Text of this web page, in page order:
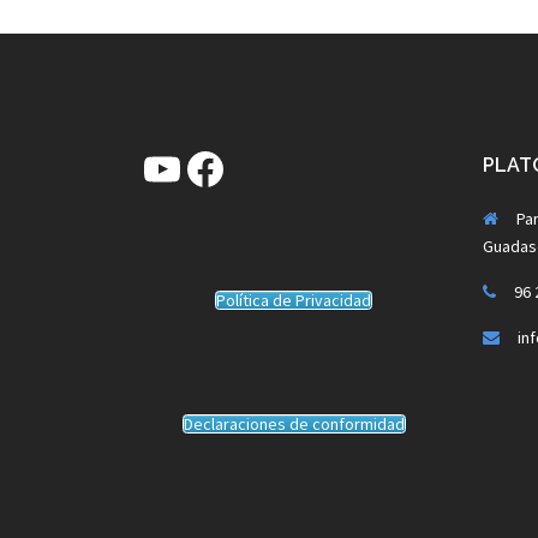
YouTube
Facebook
Política de Privacidad
Declaraciones de conformidad
96